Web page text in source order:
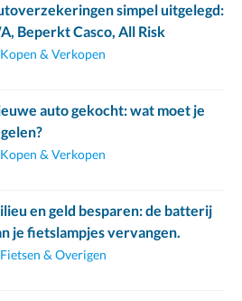
simpel uitgelegd:
Beperkt Casco, All Risk
Kopen & Verkopen
auto gekocht: wat moet je
Kopen & Verkopen
en geld besparen: de batterij
je fietslampjes vervangen.
Fietsen & Overigen